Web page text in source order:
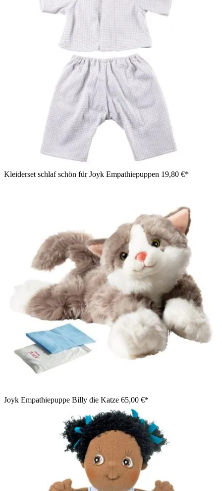
Kleiderset schlaf schön für Joyk Empathiepuppen 19,80 €*
Joyk Empathiepuppe Billy die Katze 65,00 €*